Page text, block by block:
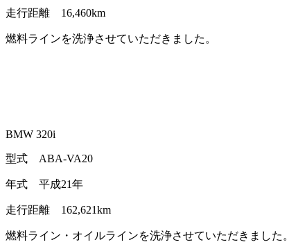
走行距離 16,460km
燃料ラインを洗浄させていただきました。
BMW 320i
型式 ABA-VA20
年式 平成21年
走行距離 162,621km
燃料ライン・オイルラインを洗浄させていただきました。